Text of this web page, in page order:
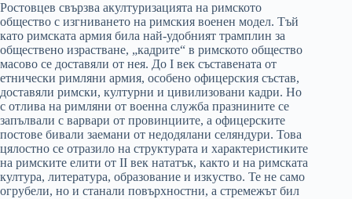
Ростовцев свързва акултуризацията на римското
общество с изгниването на римския военен модел. Тъй
като римската армия била най-удобният трамплин за
обществено израстване, „кадрите“ в римското общество
масово се доставяли от нея. До I век съставената от
етнически римляни армия, особено офицерския състав,
доставяли римски, културни и цивилизовани кадри. Но
с отлива на римляни от военна служба празнините се
запълвали с варвари от провинциите, а офицерските
постове бивали заемани от недодялани селяндури. Това
цялостно се отразило на структурата и характеристиките
на римските елити от II век нататък, както и на римската
култура, литература, образование и изкуство. Те не само
огрубели, но и станали повърхностни, а стремежът бил